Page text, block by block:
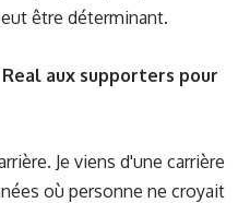
être déterminant.
aux supporters pour
Je viens d'une carrière
où personne ne croyait